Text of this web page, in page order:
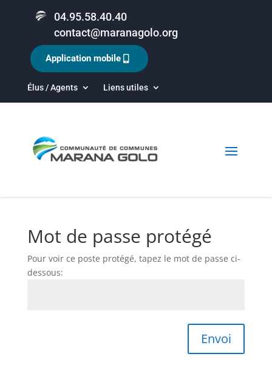
04.95.58.40.40
contact@maranagolo.org
Élus / Agents Liens utiles
Application mobile
Mot de passe protégé
Pour voir ce poste protégé, tapez le mot de passe ci-
dessous:
Envoi